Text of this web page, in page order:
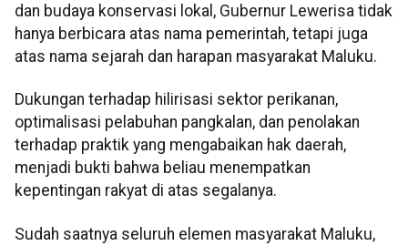
dan budaya konservasi lokal, Gubernur Lewerisa tidak
hanya berbicara atas nama pemerintah, tetapi juga
atas nama sejarah dan harapan masyarakat Maluku.
Dukungan terhadap hilirisasi sektor perikanan,
optimalisasi pelabuhan pangkalan, dan penolakan
terhadap praktik yang mengabaikan hak daerah,
menjadi bukti bahwa beliau menempatkan
kepentingan rakyat di atas segalanya.
Sudah saatnya seluruh elemen masyarakat Maluku,